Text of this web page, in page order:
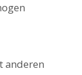
anderen